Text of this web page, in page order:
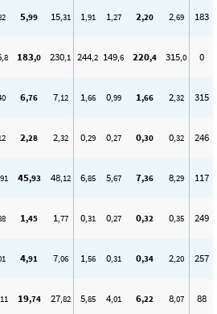
5,99 15,31 1,91 1,27 2,20 2,69 183
,8 183,0 230,1 244,2 149,6 220,4 315,0 0
6,76 7,12 1,66 0,99 1,66 2,32 315
2,28 2,32 0,29 0,27 0,30 0,32 246
45,93 48,12 6,85 5,67 7,36 8,29 117
1,45 1,77 0,31 0,27 0,32 0,35 249
4,91 7,06 1,56 0,31 0,34 2,20 257
19,74 27,82 5,85 4,01 6,22 8,07 88